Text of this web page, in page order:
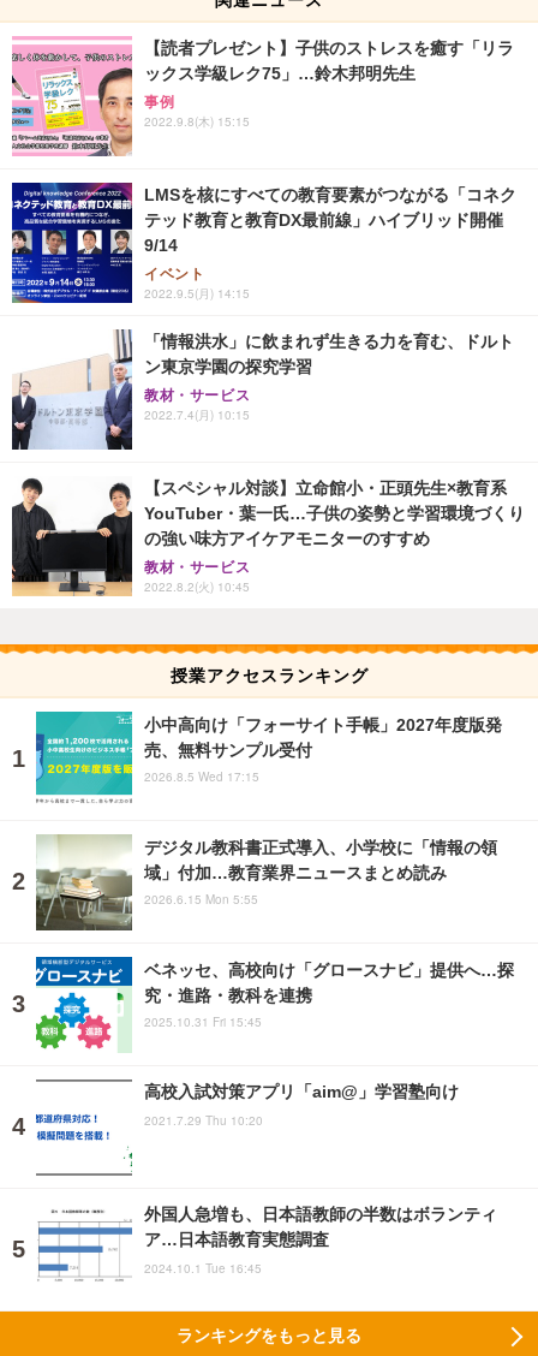
【読者プレゼント】子供のストレスを癒す「リラ
ックス学級レク75」…鈴木邦明先生
事例
2022.9.8(木) 15:15
LMSを核にすべての教育要素がつながる「コネク
テッド教育と教育DX最前線」ハイブリッド開催
9/14
イベント
2022.9.5(月) 14:15
「情報洪水」に飲まれず生きる力を育む、ドルト
ン東京学園の探究学習
教材・サービス
2022.7.4(月) 10:15
【スペシャル対談】立命館小・正頭先生×教育系
YouTuber・葉一氏…子供の姿勢と学習環境づくり
の強い味方アイケアモニターのすすめ
教材・サービス
2022.8.2(火) 10:45
授業アクセスランキング
小中高向け「フォーサイト手帳」2027年度版発
売、無料サンプル受付
2026.8.5 Wed 17:15
デジタル教科書正式導入、小学校に「情報の領
域」付加…教育業界ニュースまとめ読み
2026.6.15 Mon 5:55
ベネッセ、高校向け「グロースナビ」提供へ…探
究・進路・教科を連携
2025.10.31 Fri 15:45
高校入試対策アプリ「aim@」学習塾向け
2021.7.29 Thu 10:20
外国人急増も、日本語教師の半数はボランティ
ア…日本語教育実態調査
2024.10.1 Tue 16:45
ランキングをもっと見る